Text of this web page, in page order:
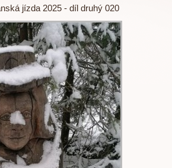
jízda 2025 - díl druhý 020